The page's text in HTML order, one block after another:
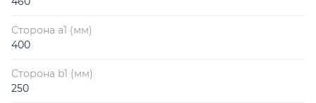
Сторона a1 (мм)
400
Сторона b1 (мм)
250